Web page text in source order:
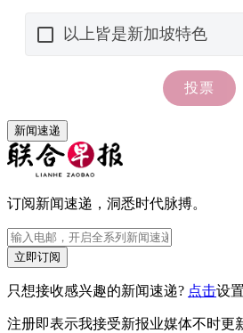
新闻速递
订阅新闻速递，洞悉时代脉搏。
立即订阅
只想接收感兴趣的新闻速递? 点击设
注册即表示我接受新报业媒体不时更